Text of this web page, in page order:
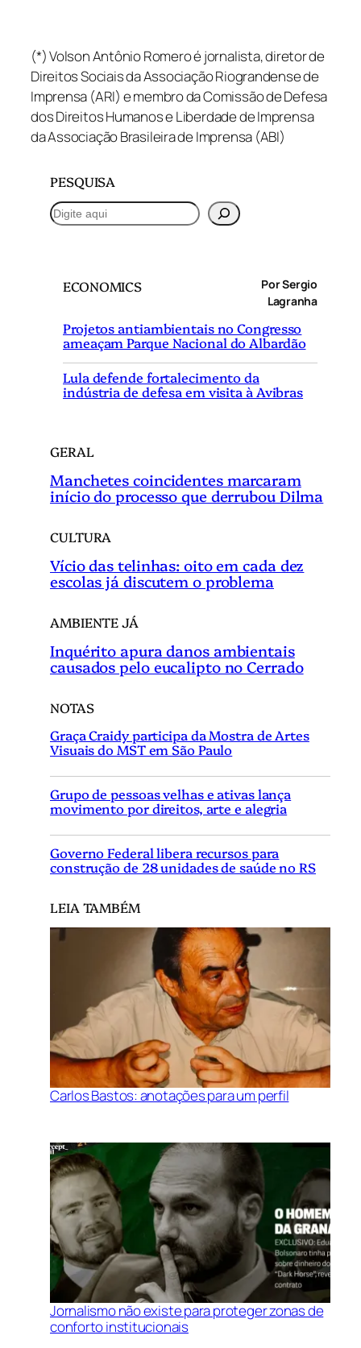
(*) Volson Antônio Romero é jornalista, diretor de
Direitos Sociais da Associação Riograndense de
Imprensa (ARI) e membro da Comissão de Defesa
dos Direitos Humanos e Liberdade de Imprensa
da Associação Brasileira de Imprensa (ABI)
PESQUISA
P
e
ECONOMICS
Por Sergio
Lagranha
Projetos antiambientais no Congresso
ameaçam Parque Nacional do Albardão
Lula defende fortalecimento da
indústria de defesa em visita à Avibras
GERAL
Manchetes coincidentes marcaram
início do processo que derrubou Dilma
CULTURA
Vício das telinhas: oito em cada dez
escolas já discutem o problema
AMBIENTE JÁ
Inquérito apura danos ambientais
causados pelo eucalipto no Cerrado
NOTAS
Graça Craidy participa da Mostra de Artes
Visuais do MST em São Paulo
Grupo de pessoas velhas e ativas lança
movimento por direitos, arte e alegria
Governo Federal libera recursos para
construção de 28 unidades de saúde no RS
LEIA TAMBÉM
Carlos Bastos: anotações para um perfil
Jornalismo não existe para proteger zonas de
conforto institucionais